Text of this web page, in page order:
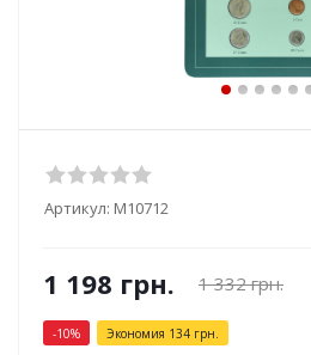
Артикул: М10712
1 198 грн. 1 332грн.
-10% Экономия 134 грн.